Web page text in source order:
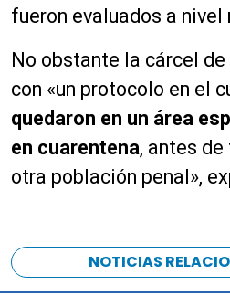
fueron evaluados a nivel
No obstante la cárcel
con «un protocolo en el
quedaron en un área
en cuarentena, antes
otra población penal»,
NOTICIAS